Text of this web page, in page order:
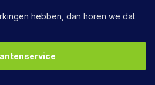
hebben, dan horen we dat